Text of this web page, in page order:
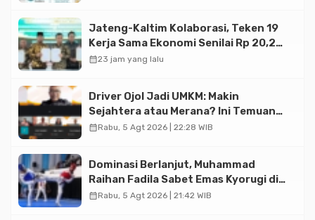
Jateng-Kaltim Kolaborasi, Teken 19
Kerja Sama Ekonomi Senilai Rp 20,2
Triliun
calendar_month23 jam yang lalu
Driver Ojol Jadi UMKM: Makin
Sejahtera atau Merana? Ini Temuan
Diskusi Paramadina
calendar_monthRabu, 5 Agt 2026 | 22:28 WIB
Dominasi Berlanjut, Muhammad
Raihan Fadila Sabet Emas Kyorugi di
Asian Taekwondo Indonesia Open
calendar_monthRabu, 5 Agt 2026 | 21:42 WIB